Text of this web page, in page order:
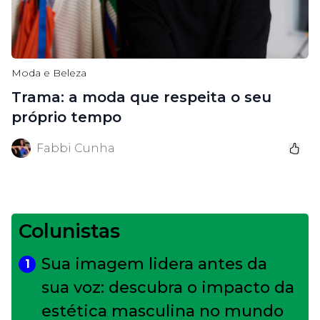
Moda e Beleza
Trama: a moda que respeita o seu
próprio tempo
Fabbi Cunha
Colunistas
1
Sua imagem lidera antes da
sua voz: descubra o impacto da
estética masculina no mundo